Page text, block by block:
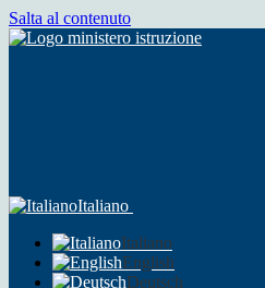
Salta al contenuto
Italiano
Italiano
English
Deutsch